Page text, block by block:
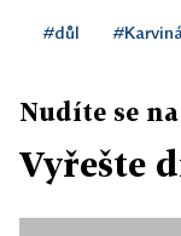
#důl #Karviná
Nudíte se
Vyřešte